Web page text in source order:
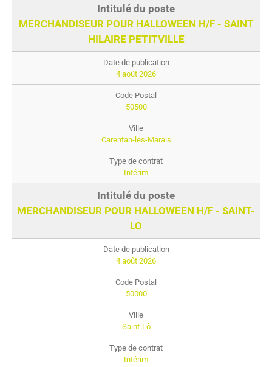
MERCHANDISEUR POUR HALLOWEEN H/F - SAINT
HILAIRE PETITVILLE
4 août 2026
50500
Carentan-les-Marais
Intérim
MERCHANDISEUR POUR HALLOWEEN H/F - SAINT-
LO
4 août 2026
50000
Saint-Lô
Intérim